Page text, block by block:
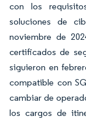
con los
soluciones de
noviembre de
certificados de
siguieron en
compatible con
cambiar de
los cargos de